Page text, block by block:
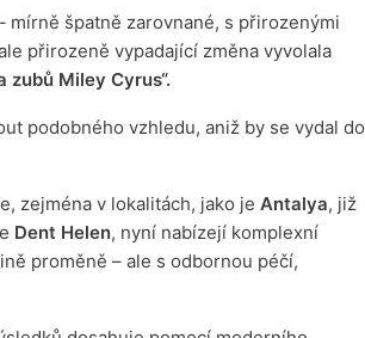
mírně špatně zarovnané, s přirozenými
přirozeně vypadající změna vyvolala
zubů Miley Cyrus“.
podobného vzhledu, aniž by se vydal do
zejména v lokalitách, jako je Antalya, již
Dent Helen, nyní nabízejí komplexní
proměně – ale s odbornou péčí,